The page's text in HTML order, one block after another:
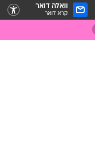
וואלה דואר
קרא דואר